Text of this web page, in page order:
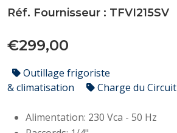
Réf. Fournisseur : TFVI215SV
€299,00
Outillage frigoriste
& climatisation
Charge du Circuit
Alimentation: 230 Vca - 50 Hz